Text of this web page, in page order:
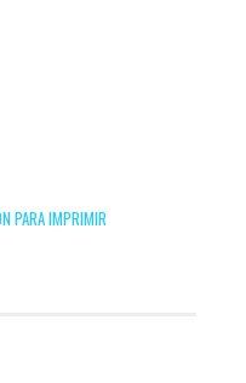
PARA IMPRIMIR